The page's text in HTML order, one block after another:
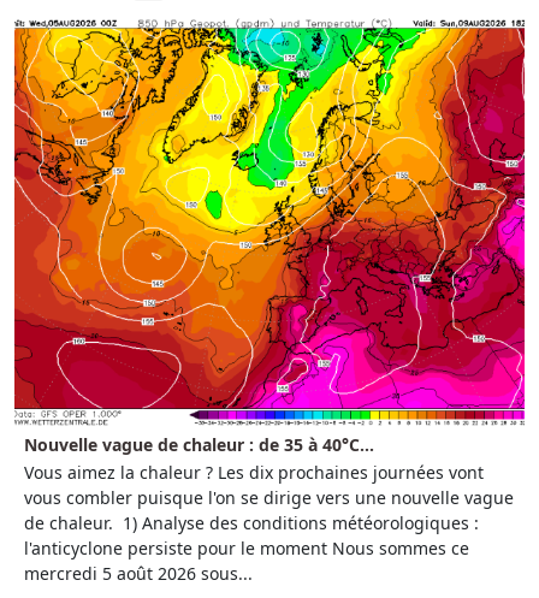
Nouvelle vague de chaleur : de 35 à 40°C...
Vous aimez la chaleur ? Les dix prochaines journées vont
vous combler puisque l'on se dirige vers une nouvelle vague
de chaleur. 1) Analyse des conditions météorologiques :
l'anticyclone persiste pour le moment Nous sommes ce
mercredi 5 août 2026 sous...